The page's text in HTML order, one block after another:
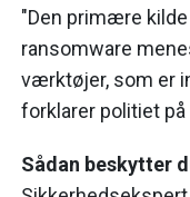
"Den primære
ransomware
værktøjer, som er
forklarer politiet
Sådan beskytter